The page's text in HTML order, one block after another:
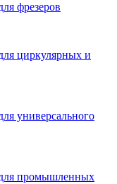
фрезеров
циркулярных и
универсального
промышленных